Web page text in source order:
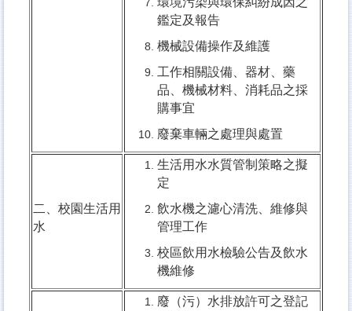
鑑定及報告
機械設備操作及維護
工作相關設備、器材、藥
品、機械材料、消耗品之採
購事宜
廢棄車輛之處理與處置
二、校園生活用
水
生活用水水質管制策略之擬
定
飲水機之濾心清洗、維修與
管理工作
校區飲用水檢驗公告及飲水
機維修
廢（污）水排放許可之登記